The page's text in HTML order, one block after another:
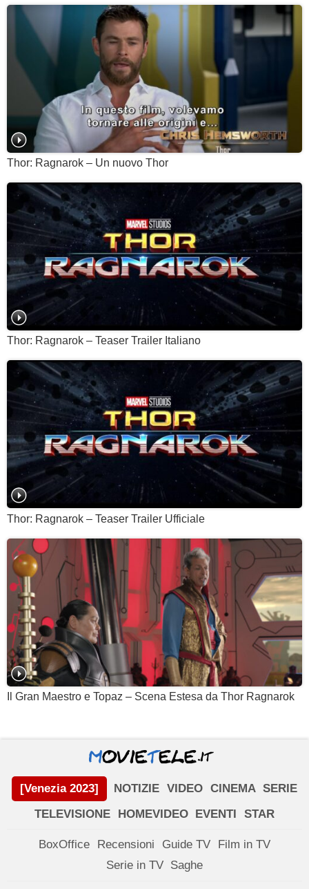
Thor: Ragnarok – Un nuovo Thor
Thor: Ragnarok – Teaser Trailer Italiano
Thor: Ragnarok – Teaser Trailer Ufficiale
Il Gran Maestro e Topaz – Scena Estesa da Thor Ragnarok
[Venezia 2023] NOTIZIE VIDEO CINEMA SERIE
TELEVISIONE
HOMEVIDEO EVENTI STAR
BoxOffice Recensioni Guide TV
Film in TV
Serie in TV Saghe